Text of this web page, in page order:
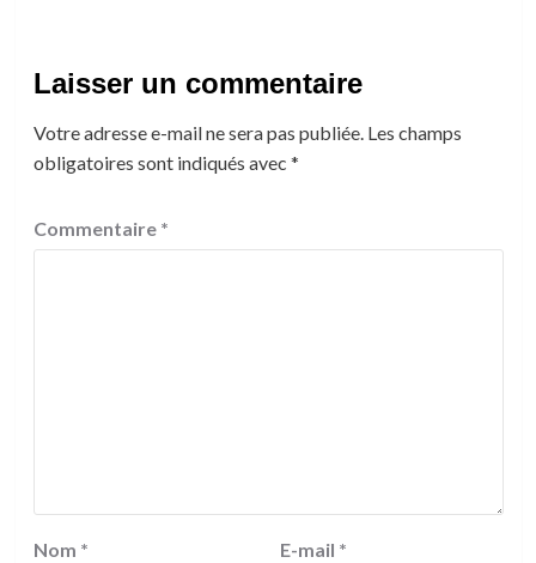
Laisser un commentaire
Votre adresse e-mail ne sera pas publiée. Les champs
obligatoires sont indiqués avec *
Commentaire *
Nom * E-mail *